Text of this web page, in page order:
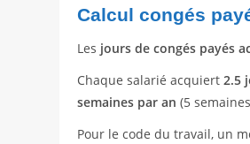
Calcul congés
Les jours de congés payés
Chaque salarié acquiert2.5
semaines par an (5
Pour le code du travail, un